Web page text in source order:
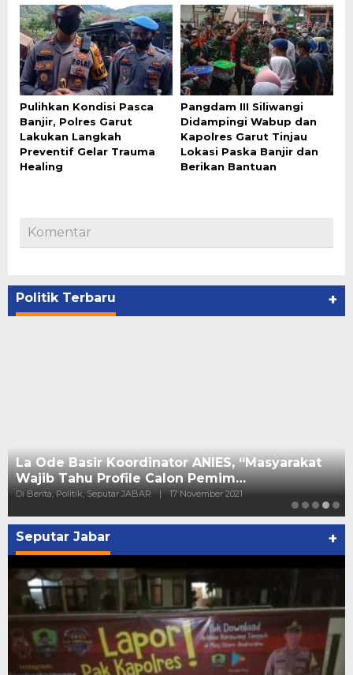
Pulihkan Kondisi Pasca
Banjir, Polres Garut
Lakukan Langkah
Preventif Gelar Trauma
Healing
Pangdam III Siliwangi
Didampingi Wabup dan
Kapolres Garut Tinjau
Lokasi Paska Banjir dan
Berikan Bantuan
Komentar
Politik Terbaru +
La Ode Basir Koordinator ANIES, “Masyarakat
Wajib Tahu Profile Calon Pemim…
Di Berita, Politik, Seputar JABAR | 17 November 2021
Seputar Jabar +